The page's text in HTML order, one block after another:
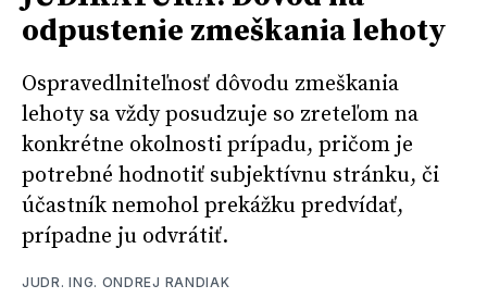
odpustenie zmeškania lehoty
Ospravedlniteľnosť dôvodu zmeškania
lehoty sa vždy posudzuje so zreteľom na
konkrétne okolnosti prípadu, pričom je
potrebné hodnotiť subjektívnu stránku, či
účastník nemohol prekážku predvídať,
prípadne ju odvrátiť.
JUDR. ING. ONDREJ RANDIAK